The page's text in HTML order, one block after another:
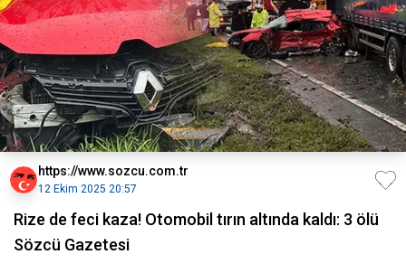
https://www.sozcu.com.tr
12 Ekim 2025 20:57
Rize de feci kaza! Otomobil tırın altında kaldı: 3 ölü
Sözcü Gazetesi